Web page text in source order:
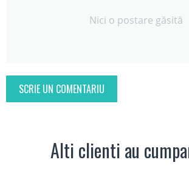
Nici o postare găsită
SCRIE UN COMENTARIU
Alti clienti au